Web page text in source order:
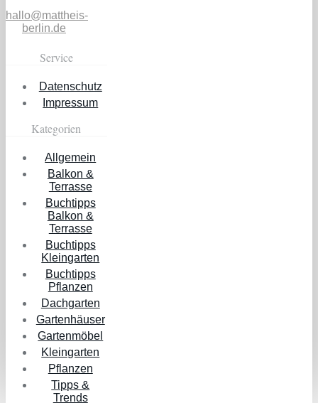
hallo@mattheis-
berlin.de
Service
Datenschutz
Impressum
Kategorien
Allgemein
Balkon &
Terrasse
Buchtipps
Balkon &
Terrasse
Buchtipps
Kleingarten
Buchtipps
Pflanzen
Dachgarten
Gartenhäuser
Gartenmöbel
Kleingarten
Pflanzen
Tipps &
Trends